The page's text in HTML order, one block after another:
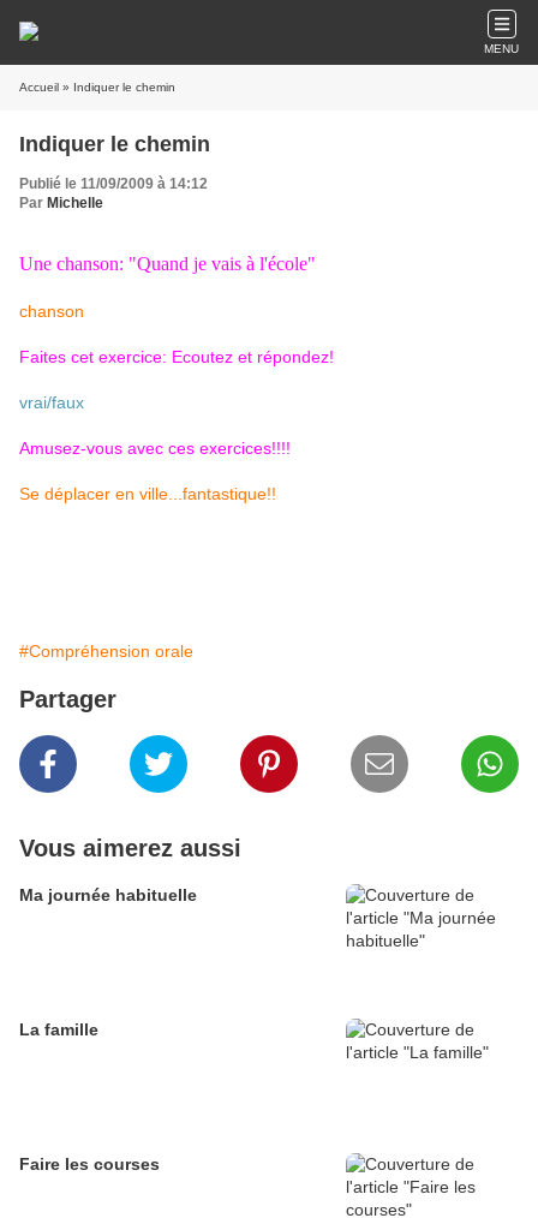
MENU
Accueil » Indiquer le chemin
Indiquer le chemin
Publié le 11/09/2009 à 14:12
Par Michelle
Une chanson: "Quand je vais à l'école"
chanson
Faites cet exercice: Ecoutez et répondez!
vrai/faux
Amusez-vous avec ces exercices!!!!
Se déplacer en ville...fantastique!!
#Compréhension orale
Partager
Vous aimerez aussi
Ma journée habituelle
La famille
Faire les courses